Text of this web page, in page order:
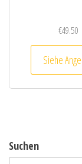
€49.50
Siehe
Suchen